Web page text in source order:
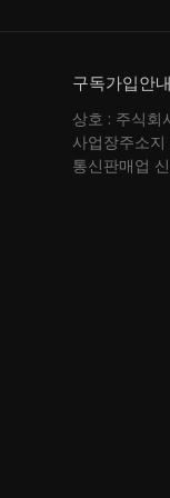
구독가입안내
상호 : 주식회
사업장주소
통신판매업